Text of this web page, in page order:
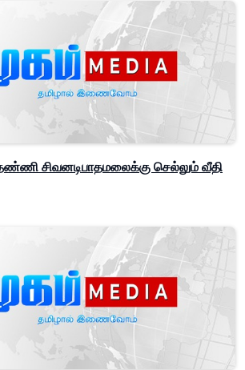
சிவனடிபாதமலைக்கு செல்லும் வீதி